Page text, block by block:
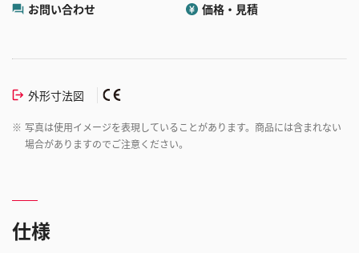
お問い合わせ
価格・見積
外形寸法図
※ 写真は使用イメージを表現していることがあります。商品には含まれない
場合がありますのでご注意ください。
仕様